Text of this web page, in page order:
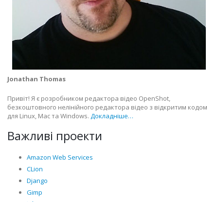
Jonathan Thomas
Привіт! Я є розробником редактора відео OpenShot,
безкоштовного нелінійного редактора відео з відкритим кодом
для Linux, Mac та Windows. Докладніше…
Важливі проекти
Amazon Web Services
CLion
Django
Gimp